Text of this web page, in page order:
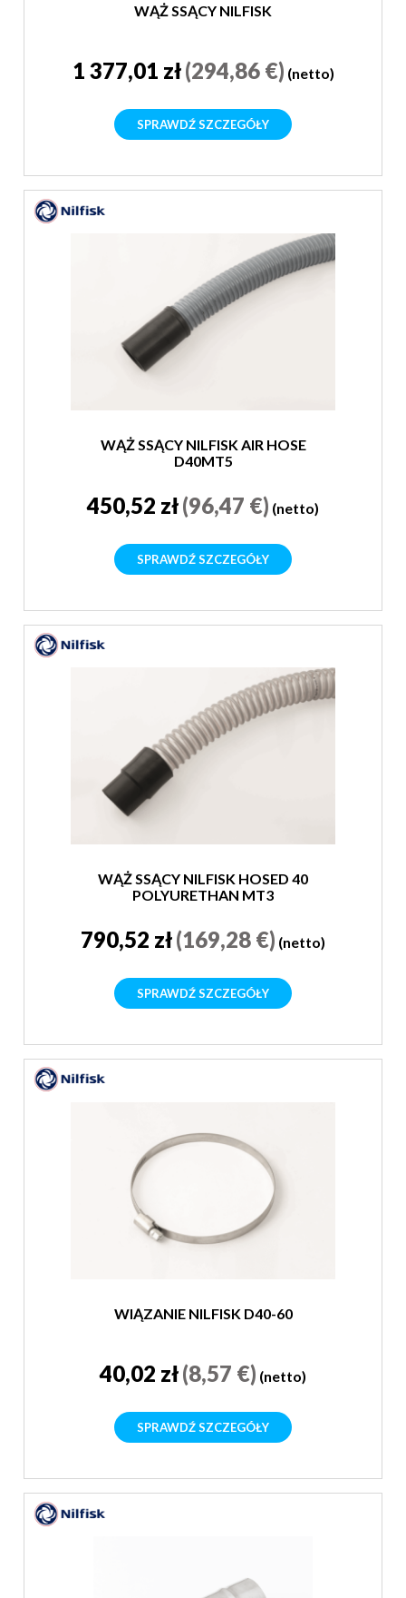
WĄŻ SSĄCY NILFISK
1 377,01 zł(294,86 €) (netto)
SPRAWDŹ SZCZEGÓŁY
WĄŻ SSĄCY NILFISK AIR HOSE
D40MT5
450,52 zł(96,47 €) (netto)
SPRAWDŹ SZCZEGÓŁY
WĄŻ SSĄCY NILFISK HOSED 40
POLYURETHAN MT3
790,52 zł(169,28 €) (netto)
SPRAWDŹ SZCZEGÓŁY
WIĄZANIE NILFISK D40-60
40,02 zł(8,57 €) (netto)
SPRAWDŹ SZCZEGÓŁY